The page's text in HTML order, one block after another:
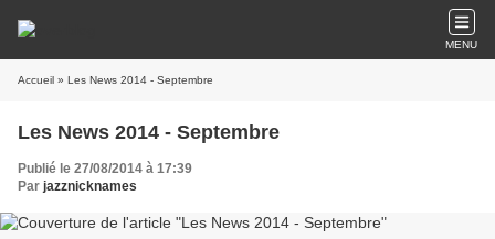
MENU
Accueil » Les News 2014 - Septembre
Les News 2014 - Septembre
Publié le 27/08/2014 à 17:39
Par jazznicknames